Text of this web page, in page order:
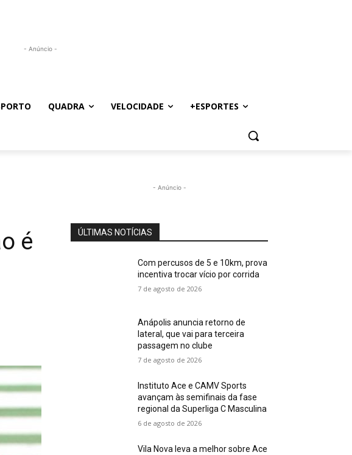
- Anúncio -
QUADRA VELOCIDADE +ESPORTES
é
- Anúncio -
ÚLTIMAS NOTÍCIAS
Com percusos de 5 e 10km, prova
incentiva trocar vício por corrida
7 de agosto de 2026
Anápolis anuncia retorno de
lateral, que vai para terceira
passagem no clube
7 de agosto de 2026
Instituto Ace e CAMV Sports
avançam às semifinais da fase
regional da Superliga C Masculina
6 de agosto de 2026
Vila Nova leva a melhor sobre Ace